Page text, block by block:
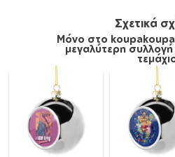
Σχετικά
Μόνο στο
μεγαλύτερη